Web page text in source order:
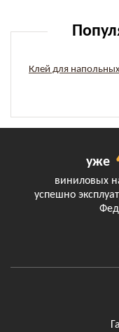
Клей для
уже
виниловых
успешно